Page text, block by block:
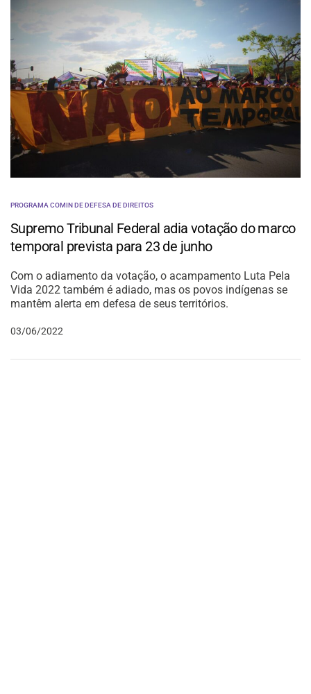
PROGRAMA COMIN DE DEFESA DE DIREITOS
Supremo Tribunal Federal adia votação do marco
temporal prevista para 23 de junho
Com o adiamento da votação, o acampamento Luta Pela
Vida 2022 também é adiado, mas os povos indígenas se
mantêm alerta em defesa de seus territórios.
03/06/2022